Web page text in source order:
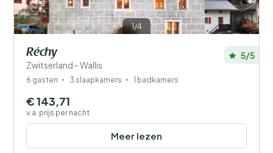
1/4
Réchy
Zwitserland - Wallis
5/5
6 gasten 3 slaapkamers 1 badkamers
Meer lezen
€ 143,71
v.a. prijs per nacht